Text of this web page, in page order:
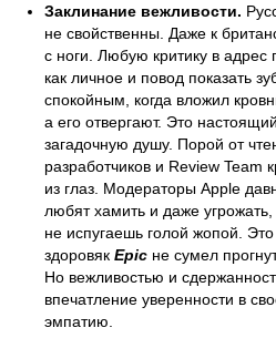
Заклинание вежливости.
не свойственны. Даже к
с ноги. Любую критику в адрес
как личное и повод показать
спокойным, когда вложил
а его отвергают. Это
загадочную душу. Порой от
разработчиков и Review Team
из глаз. Модераторы Apple
любят хамить и даже угрожать,
не испугаешь голой жопой.
здоровяк Epic не сумел
Но вежливостью и
впечатление уверенности в
эмпатию.